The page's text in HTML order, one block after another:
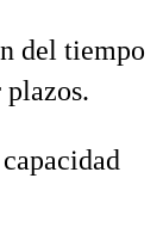
del tiempo